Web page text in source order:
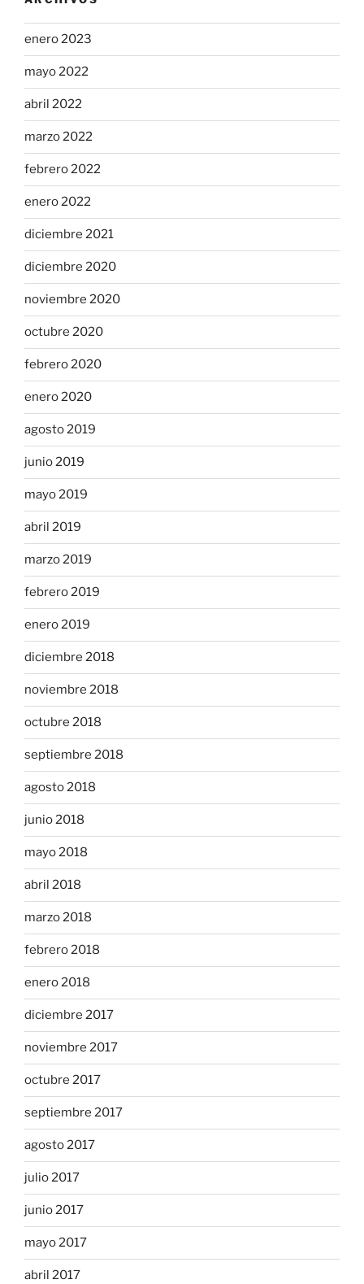
enero 2023
mayo 2022
abril 2022
marzo 2022
febrero 2022
enero 2022
diciembre 2021
diciembre 2020
noviembre 2020
octubre 2020
febrero 2020
enero 2020
agosto 2019
junio 2019
mayo 2019
abril 2019
marzo 2019
febrero 2019
enero 2019
diciembre 2018
noviembre 2018
octubre 2018
septiembre 2018
agosto 2018
junio 2018
mayo 2018
abril 2018
marzo 2018
febrero 2018
enero 2018
diciembre 2017
noviembre 2017
octubre 2017
septiembre 2017
agosto 2017
julio 2017
junio 2017
mayo 2017
abril 2017